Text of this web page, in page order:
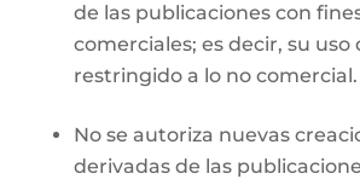
de las publicaciones con
comerciales; es decir, su uso
restringido a lo no comercial.
No se autoriza nuevas
derivadas de las